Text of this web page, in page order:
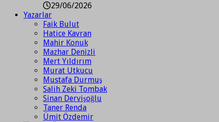
29/06/2026
Yazarlar
Faik Bulut
Hatice Kavran
Mahir Konuk
Mazhar Denizli
Mert Yıldırım
Murat Utkucu
Mustafa Durmuş
Salih Zeki Tombak
Sinan Dervişoğlu
Taner Renda
Ümit Özdemir